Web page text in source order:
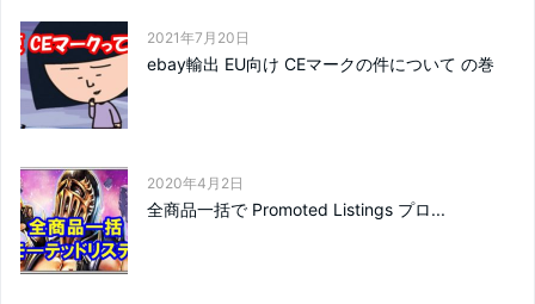
2021年7月20日
ebay輸出 EU向け CEマークの件について の巻
2020年4月2日
全商品一括で Promoted Listings プロ...